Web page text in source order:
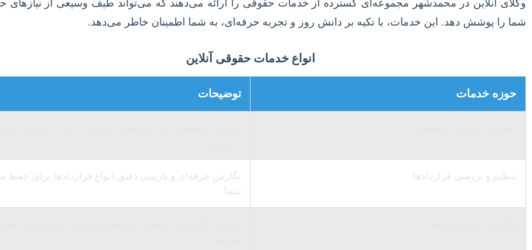
وکلای آنلاین در محمدشهر مجموعه‌ای گسترده از خدمات حقوقی را ارائه می‌دهند که می‌تواند طیف وسیعی از نیازهای
شما را پوشش دهد. این خدمات، با تکیه بر دانش روز و تجربه حرفه‌ای، به شما اطمینان خاطر می‌دهد.
انواع خدمات حقوقی آنلاین
حوزه خدمات توضیحات
تنظیم و بررسی قراردادها
نگارش حرفه‌ای و بازبینی دقیق انواع قراردادها برای حفظ
شما